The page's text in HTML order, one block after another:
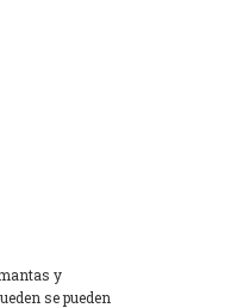
y
se pueden